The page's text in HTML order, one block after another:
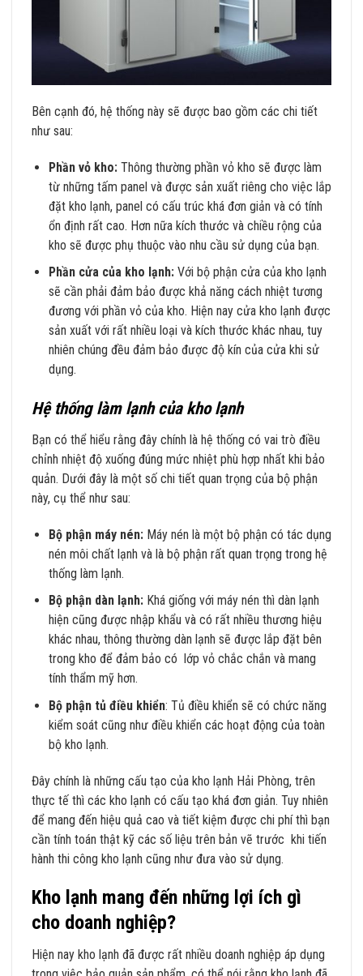
Bên cạnh đó, hệ thống này sẽ được bao gồm các chi tiết
như sau:
Phần vỏ kho:Thông thường phần vỏ kho sẽ được làm
từ những tấm panel và được sản xuất riêng cho việc lắp
đặt kho lạnh, panel có cấu trúc khá đơn giản và có tính
ổn định rất cao. Hơn nữa kích thước và chiều rộng của
kho sẽ được phụ thuộc vào nhu cầu sử dụng của bạn.
Phần cửa của kho lạnh:Với bộ phận cửa của kho lạnh
sẽ cần phải đảm bảo được khả năng cách nhiệt tương
đương với phần vỏ của kho. Hiện nay cửa kho lạnh được
sản xuất với rất nhiều loại và kích thước khác nhau, tuy
nhiên chúng đều đảm bảo được độ kín của cửa khi sử
dụng.
Hệ thống làm lạnh của kho lạnh
Bạn có thể hiểu rằng đây chính là hệ thống có vai trò điều
chỉnh nhiệt độ xuống đúng mức nhiệt phù hợp nhất khi bảo
quản. Dưới đây là một số chi tiết quan trọng của bộ phận
này, cụ thể như sau:
Bộ phận máy nén:Máy nén là một bộ phận có tác dụng
nén môi chất lạnh và là bộ phận rất quan trọng trong hệ
thống làm lạnh.
Bộ phận dàn lạnh:Khá giống với máy nén thì dàn lạnh
hiện cũng được nhập khẩu và có rất nhiều thương hiệu
khác nhau, thông thường dàn lạnh sẽ được lắp đặt bên
trong kho để đảm bảo có lớp vỏ chắc chắn và mang
tính thẩm mỹ hơn.
Bộ phận tủ điều khiển: Tủ điều khiển sẽ có chức năng
kiểm soát cũng như điều khiển các hoạt động của toàn
bộ kho lạnh.
Đây chính là những cấu tạo của kho lạnh Hải Phòng, trên
thực tế thì các kho lạnh có cấu tạo khá đơn giản. Tuy nhiên
để mang đến hiệu quả cao và tiết kiệm được chi phí thì bạn
cần tính toán thật kỹ các số liệu trên bản vẽ trước khi tiến
hành thi công kho lạnh cũng như đưa vào sử dụng.
Kho lạnh mang đến những lợi ích gì
cho doanh nghiệp?
Hiện nay kho lạnh đã được rất nhiều doanh nghiệp áp dụng